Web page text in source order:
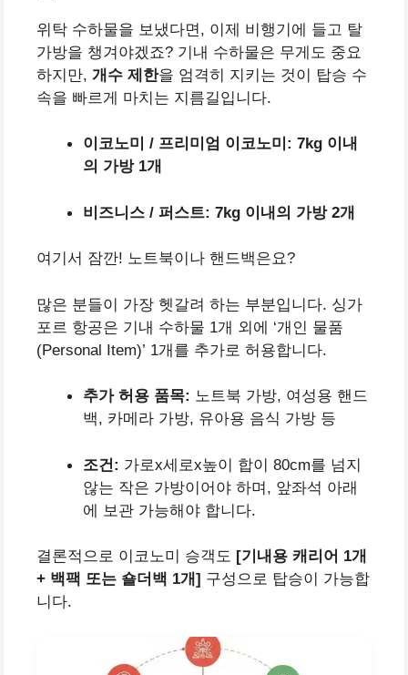
위탁 수하물을 보냈다면, 이제 비행기에 들고 탈
가방을 챙겨야겠죠? 기내 수하물은 무게도 중요
하지만, 개수 제한을 엄격히 지키는 것이 탑승 수
속을 빠르게 마치는 지름길입니다.
이코노미 / 프리미엄 이코노미: 7kg 이내
의 가방 1개
비즈니스 / 퍼스트: 7kg 이내의 가방 2개
여기서 잠깐! 노트북이나 핸드백은요?
많은 분들이 가장 헷갈려 하는 부분입니다. 싱가
포르 항공은 기내 수하물 1개 외에 ‘개인 물품
(Personal Item)’ 1개를 추가로 허용합니다.
추가 허용 품목: 노트북 가방, 여성용 핸드
백, 카메라 가방, 유아용 음식 가방 등
조건: 가로x세로x높이 합이 80cm를 넘지
않는 작은 가방이어야 하며, 앞좌석 아래
에 보관 가능해야 합니다.
결론적으로 이코노미 승객도 [기내용 캐리어 1개
+ 백팩 또는 숄더백 1개] 구성으로 탑승이 가능합
니다.